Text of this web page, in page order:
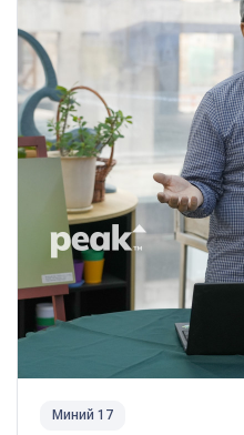
Миний 17